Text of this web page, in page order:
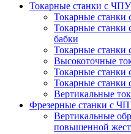
Токарные станки с ЧПУ
Токарные станки
Токарные станки
бабки
Токарные станки
Высокоточные
Токарные станки
Токарные станки
Вертикальные
Фрезерные станки с
Вертикальные
повышенной